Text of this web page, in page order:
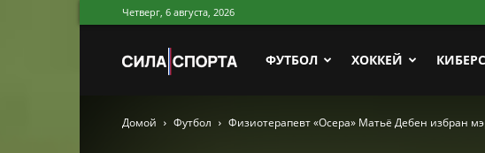
Четверг, 6 августа, 2026
Сила
Спорта
ФУТБОЛ ХОККЕЙ
Домой Футбол Физиотерапевт «Осера» Матьё Дебен избран